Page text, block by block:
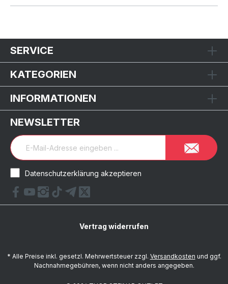
SERVICE
KATEGORIEN
INFORMATIONEN
NEWSLETTER
Datenschutzerklärung akzeptieren
Vertrag widerrufen
* Alle Preise inkl. gesetzl. Mehrwertsteuer zzgl. Versandkosten und ggf.
Nachnahmegebühren, wenn nicht anders angegeben.